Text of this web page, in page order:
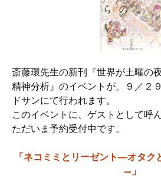
斎藤環先生の新刊『世界が土曜の
精神分析』のイベントが、９／２
ドサンにて行われます。
このイベントに、ゲストとして呼
ただいま予約受付中です。
「ネコミミとリーゼント―オタク
—」